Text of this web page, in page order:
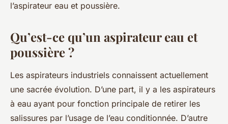
l’aspirateur eau et poussière.
Qu’est-ce qu’un aspirateur eau et
poussière ?
Les aspirateurs industriels connaissent actuellement
une sacrée évolution. D’une part, il y a les aspirateurs
à eau ayant pour fonction principale de retirer les
salissures par l’usage de l’eau conditionnée. D’autre